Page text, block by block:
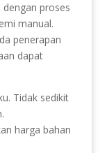
proses
manual.
penerapan
dapat
Tidak sedikit
harga bahan